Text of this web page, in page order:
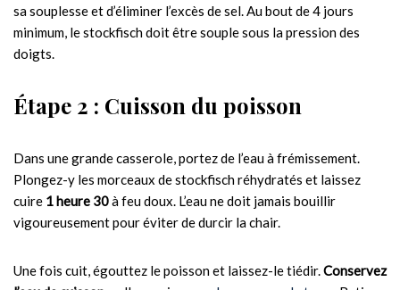
sa souplesse et d’éliminer l’excès de sel. Au bout de 4 jours
minimum, le stockfisch doit être souple sous la pression des
doigts.
Étape 2 : Cuisson du poisson
Dans une grande casserole, portez de l’eau à frémissement.
Plongez-y les morceaux de stockfisch réhydratés et laissez
cuire 1 heure 30à feu doux. L’eau ne doit jamais bouillir
vigoureusement pour éviter de durcir la chair.
Une fois cuit, égouttez le poisson et laissez-le tiédir.Conservez